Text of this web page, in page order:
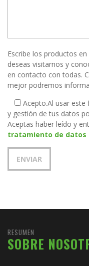
Escribe los productos
deseas visitarnos y
en contacto con todas.
mejor podremos
Acepto.Al usar este
y gestión de tus datos
Aceptas haber leído y
tratamiento de datos
RESUMEN
SOBRE